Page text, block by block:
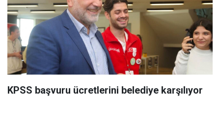
KPSS başvuru ücretlerini belediye karşılıyor